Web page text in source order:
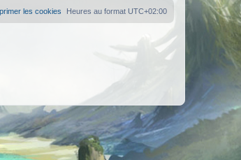
Heures au format UTC+02:00
les cookies